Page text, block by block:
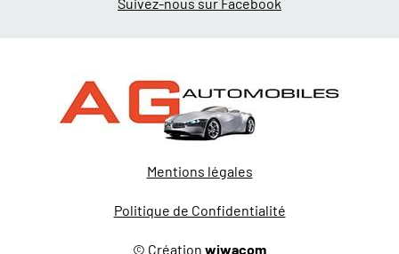
Mentions légales
Politique de Confidentialité
© Création wiwacom